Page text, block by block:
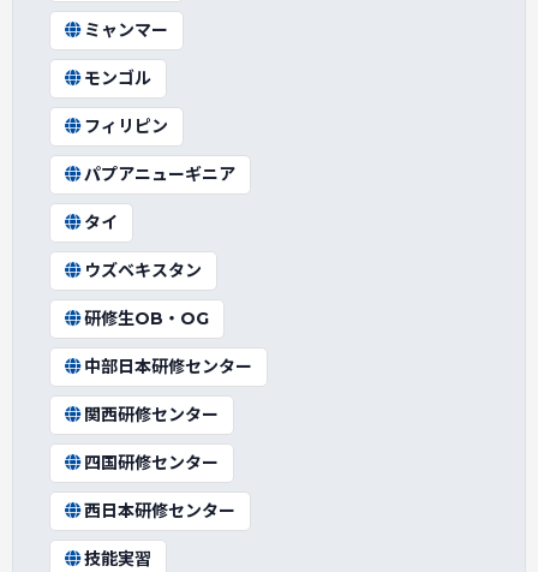
ミャンマー
モンゴル
フィリピン
パプアニューギニア
タイ
ウズベキスタン
研修生OB・OG
中部日本研修センター
関西研修センター
四国研修センター
西日本研修センター
技能実習